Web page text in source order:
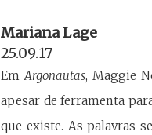
Mariana Lage
25.09.17
EmArgonautas, Maggie
apesar de ferramenta
que existe. As palavras